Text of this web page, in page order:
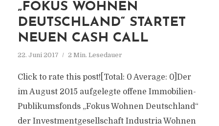
„FOKUS WOHNEN
DEUTSCHLAND“ STARTET
NEUEN CASH CALL
22. Juni 2017 2 Min. Lesedauer
Click to rate this post![Total: 0 Average: 0]Der
im August 2015 aufgelegte offene Immobilien-
Publikumsfonds „Fokus Wohnen Deutschland“
der Investmentgesellschaft Industria Wohnen